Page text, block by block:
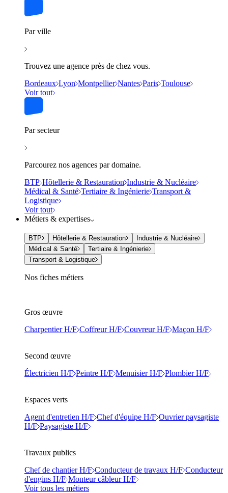
Par ville
Trouvez une agence près de chez vous.
Bordeaux Lyon Montpellier Nantes Paris Toulouse
Voir tout
Par secteur
Parcourez nos agences par domaine.
BTP Hôtellerie & Restauration Industrie & Nucléaire
Médical & Santé Tertiaire & Ingénierie Transport &
Logistique
Voir tout
Métiers & expertises
BTP Hôtellerie & Restauration
Industrie & Nucléaire
Médical & Santé
Tertiaire & Ingénierie
Transport & Logistique
Nos fiches métiers
Gros œuvre
Charpentier H/F Coffreur H/F Couvreur H/F Maçon H/F
Second œuvre
Électricien H/F Peintre H/F Menuisier H/F Plombier H/F
Espaces verts
Agent d'entretien H/F Chef d'équipe H/F Ouvrier paysagiste
H/F Paysagiste H/F
Travaux publics
Chef de chantier H/F Conducteur de travaux H/F Conducteur
d'engins H/F Monteur câbleur H/F
Voir tous les métiers